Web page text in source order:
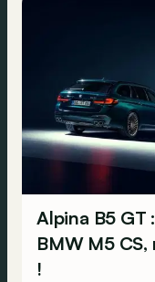
Alpina B5
BMW M5
!